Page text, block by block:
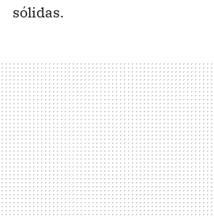
sólidas.